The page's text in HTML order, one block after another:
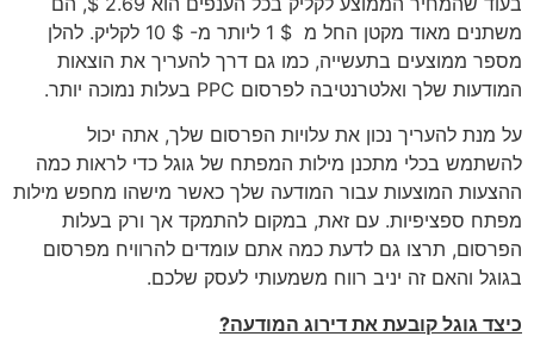
משתנים מאוד מקטן החל מ $ 1 ליותר מ- $ 10 לקליק. להלן
מספר ממוצעים בתעשייה, כמו גם דרך להעריך את הוצאות
המודעות שלך ואלטרנטיבה לפרסום PPC בעלות נמוכה יותר.
על מנת להעריך נכון את עלויות הפרסום שלך, אתה יכול
להשתמש בכלי מתכנן מילות המפתח של גוגל כדי לראות כמה
ההצעות המוצעות עבור המודעה שלך כאשר מישהו מחפש מילות
מפתח ספציפיות. עם זאת, במקום להתמקד אך ורק בעלות
הפרסום, תרצו גם לדעת כמה אתם עומדים להרוויח מפרסום
בגוגל והאם זה יניב רווח משמעותי לעסק שלכם.
כיצד גוגל קובעת את דירוג המודעה?